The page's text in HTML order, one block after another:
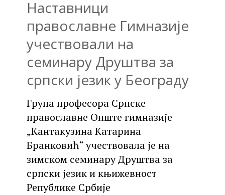
Наставници
православне Гимназије
учествовали на
семинару Друштва за
српски језик у Београду
Група професора Српске
православне Опште гимназије
„Кантакузина Катарина
Бранковић“ учествовала је на
зимском семинару Друштва за
српски језик и књижевност
Републике Србије